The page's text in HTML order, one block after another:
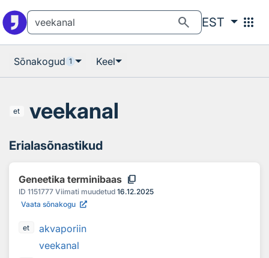
search EST apps
Sõnakogud 1 Keel
et veekanal
Erialasõnastikud
Geneetika terminibaas content_copy
ID 1151777 Viimati muudetud 16.12.2025
Vaata sõnakogu
et
akvaporiin
veekanal